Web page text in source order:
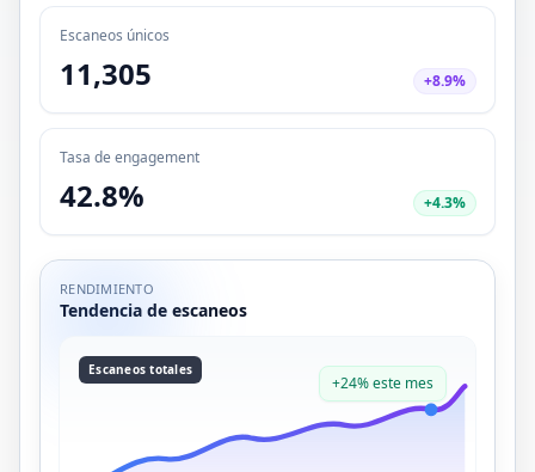
Escaneos únicos
11,305 +8.9%
Tasa de engagement
42.8% +4.3%
RENDIMIENTO
Tendencia de escaneos
Escaneos totales
+24% este mes